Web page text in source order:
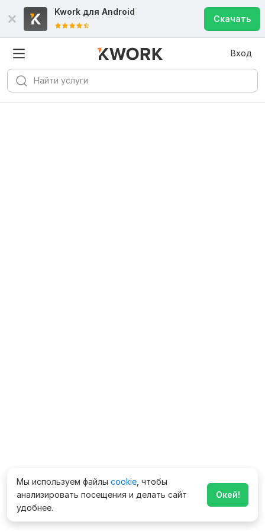
Kwork для Android
Скачать
Вход
Мы используем файлы cookie , чтобы
анализировать посещения и делать сайт
удобнее.
Окей!